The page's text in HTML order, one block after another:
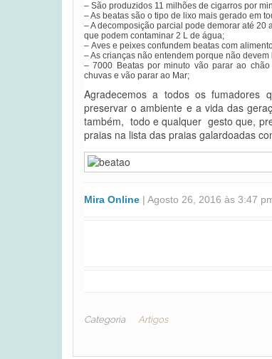
– São produzidos 11 milhões de cigarros por
– As beatas são o tipo de lixo mais gerado em
– A decomposição parcial pode demorar até
que podem contaminar 2 L de água;
– Aves e peixes confundem beatas com
– As crianças não entendem porque não
– 7000 Beatas por minuto vão parar ao
chuvas e vão parar ao Mar;
Agradecemos a todos os
preservar o ambiente e a vida das
também, todo e qualquer gesto que,
praias na lista das praias galardoadas
Mira Online | Agosto 26, 2016 às 3:47
Categoria Artigos